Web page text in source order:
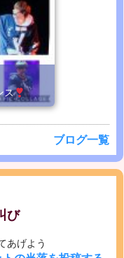
ス
ブログ一覧
び
あげよう